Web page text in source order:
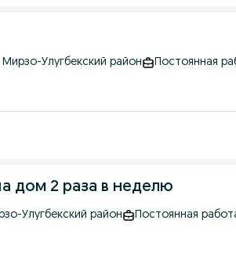
Мирзо-Улугбекский район
Постоянная
дом 2 раза в неделю
Улугбекский район
Постоянная